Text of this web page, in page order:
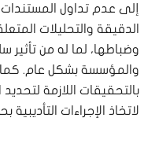
إلى عدم تداول
الدقيقة والتحليلات
وضباطها، لما له من
والمؤسسة بشكل عام. كما
بالتحقيقات اللازمة
لاتخاذ الإجراءات التأديبية